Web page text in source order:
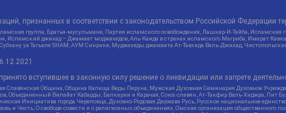
признанных в соответствии с законодательством Российской Федерации
группа, Братья-мусульмане, Партия исламского освобождения, Лашкар-И-Тайба, Исламская
джихад – Джамаат моджахедов, Аль-Каида в странах исламского Магриба, Имарат
уа Тагьаля SHAM, АУМ Синрике, Муджахеды джамаата Ат-Тавхида Валь-Джихад,
вступившее в законную силу решение о ликвидации или запрете
Славянская Община, Община Капища Веды Перуна, Мужская Духовная Семинария Духовное
Вилайат Кабарды, Балкарии и Карачая, Союз славян, Ат-Такфир Валь-Хиджра, Пит
Инициатива города Череповца, Духовно-Родовая Держава Русь, Русское национальное
Честь, О свободе совести и о религиозных объединениях, Омская организация общественного